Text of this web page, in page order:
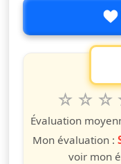
questo 4
3
étoiles
2
étoiles
étoile
Évaluation
Mon évaluation :
voir mon